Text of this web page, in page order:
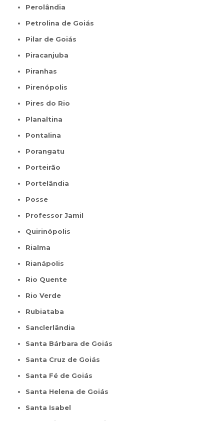
Perolândia
Petrolina de Goiás
Pilar de Goiás
Piracanjuba
Piranhas
Pirenópolis
Pires do Rio
Planaltina
Pontalina
Porangatu
Porteirão
Portelândia
Posse
Professor Jamil
Quirinópolis
Rialma
Rianápolis
Rio Quente
Rio Verde
Rubiataba
Sanclerlândia
Santa Bárbara de Goiás
Santa Cruz de Goiás
Santa Fé de Goiás
Santa Helena de Goiás
Santa Isabel